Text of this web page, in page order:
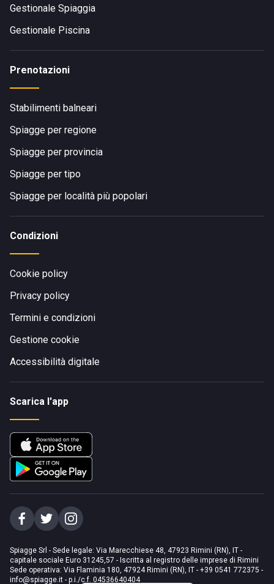
Gestionale Spiaggia
Gestionale Piscina
Prenotazioni
Stabilimenti balneari
Spiagge per regione
Spiagge per provincia
Spiagge per tipo
Spiagge per località più popolari
Condizioni
Cookie policy
Privacy policy
Termini e condizioni
Gestione cookie
Accessibilità digitale
Scarica l'app
Spiagge Srl - Sede legale: Via Marecchiese 48, 47923 Rimini (RN), IT -
capitale sociale Euro 31245,57 - Iscritta al registro delle imprese di Rimini
Sede operativa: Via Flaminia 180, 47924 Rimini (RN), IT - +39 0541 772375 -
info@spiagge.it - p.i./c.f. 04536640404